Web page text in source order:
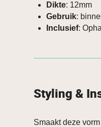
Dikte: 12mm
Gebruik:
Inclusief:
Styling &
Smaakt deze